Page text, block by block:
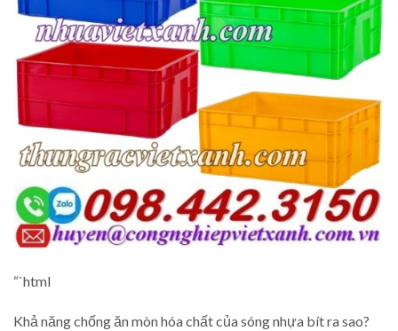
“`html
Khả năng chống ăn mòn hóa chất của sóng nhựa bít ra sao?